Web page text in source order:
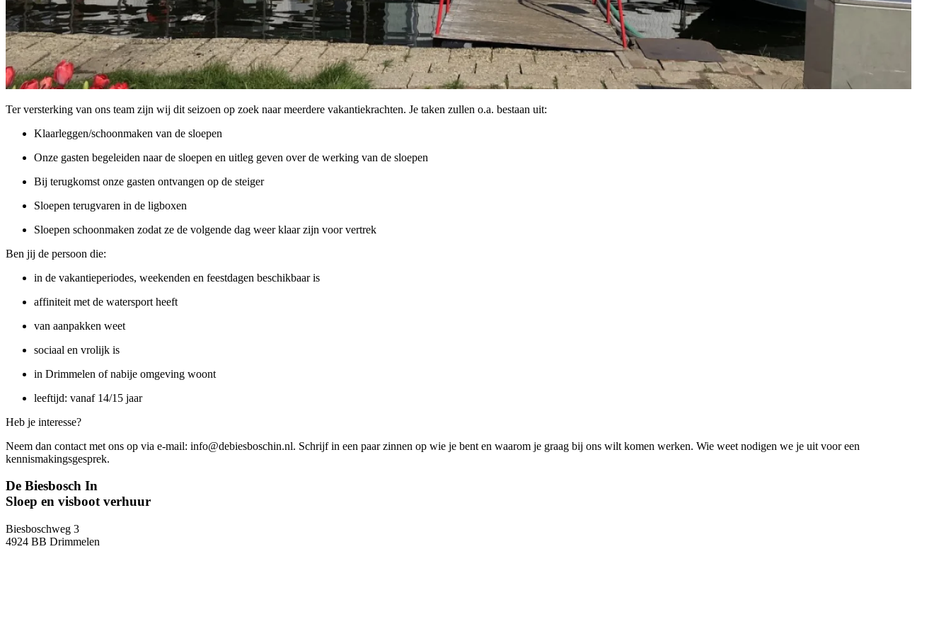
Ter versterking van ons team zijn wij dit seizoen op zoek naar meerdere vakantiekrachten. Je taken zullen o.a. bestaan uit:
Klaarleggen/schoonmaken van de sloepen
Onze gasten begeleiden naar de sloepen en uitleg geven over de werking van de sloepen
Bij terugkomst onze gasten ontvangen op de steiger
Sloepen terugvaren in de ligboxen
Sloepen schoonmaken zodat ze de volgende dag weer klaar zijn voor vertrek
Ben jij de persoon die:
in de vakantieperiodes, weekenden en feestdagen beschikbaar is
affiniteit met de watersport heeft
van aanpakken weet
sociaal en vrolijk is
in Drimmelen of nabije omgeving woont
leeftijd: vanaf 14/15 jaar
Heb je interesse?
Neem dan contact met ons op via e-mail: info@debiesboschin.nl. Schrijf in een paar zinnen op wie je bent en waarom je graag bij ons wilt komen werken. Wie weet nodigen we je uit voor een
kennismakingsgesprek.
De Biesbosch In
Sloep en visboot verhuur
Biesboschweg 3
4924 BB Drimmelen